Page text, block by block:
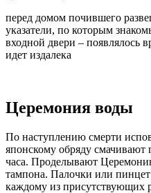
перед домом почившего
указатели, по которым
входной двери – появлялось
идет издалека
Церемония воды
По наступлению смерти
японскому обряду
часа. Проделывают
тампона. Палочки или
каждому из присутствующих